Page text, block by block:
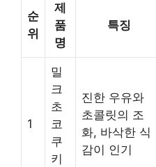
순
위
제
품
명
특징
1
밀
크
초
코
쿠
키
진한 우유와
초콜릿의 조
화, 바삭한 식
감이 인기